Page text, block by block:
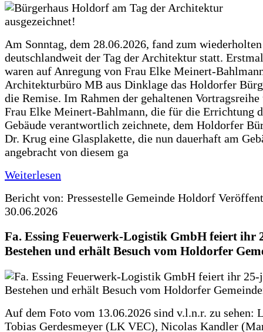
Am Sonntag, dem 28.06.2026, fand zum
deutschlandweit der Tag der Architektur statt.
waren auf Anregung von Frau Elke Meinert-
Architekturbüro MB aus Dinklage das Holdorfer
die Remise. Im Rahmen der gehaltenen
Frau Elke Meinert-Bahlmann, die für die Errichtung
Gebäude verantwortlich zeichnete, dem Holdorfer
Dr. Krug eine Glasplakette, die nun dauerhaft am
angebracht von diesem ga
Weiterlesen
Bericht von: Pressestelle Gemeinde Holdorf
30.06.2026
Fa. Essing Feuerwerk-Logistik GmbH feiert ihr
Bestehen und erhält Besuch vom Holdorfer
Auf dem Foto vom 13.06.2026 sind v.l.n.r. zu sehen:
Tobias Gerdesmeyer (LK VEC), Nicolas Kandler